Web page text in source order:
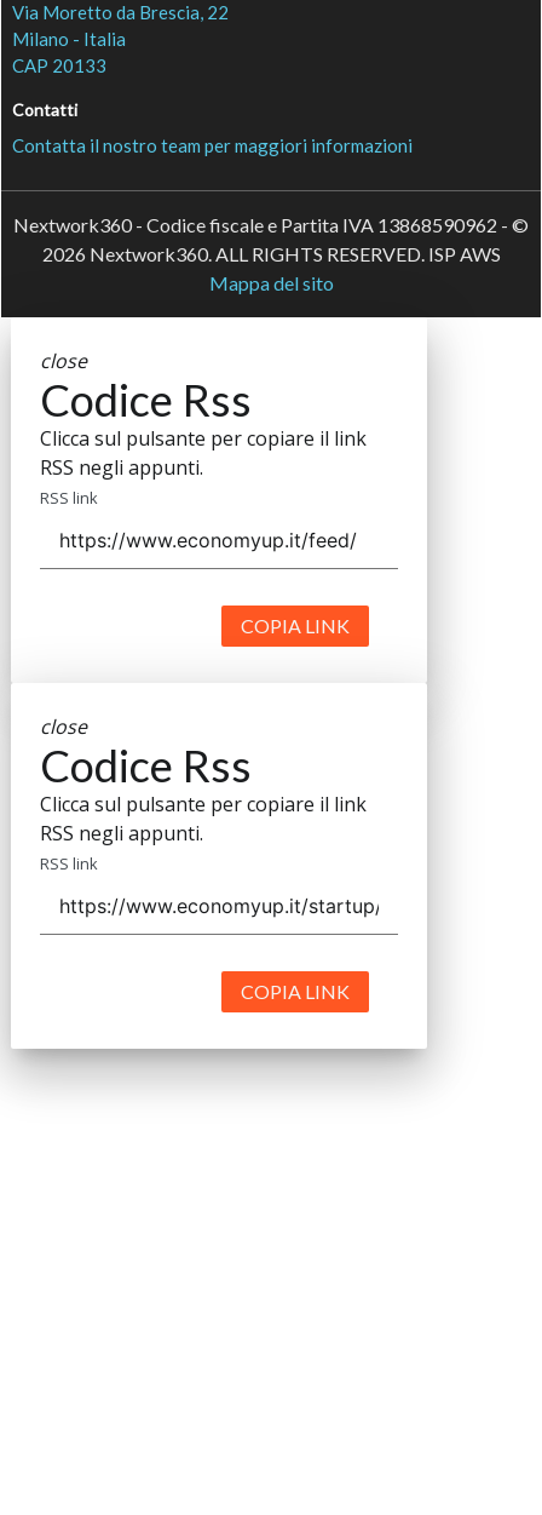
Via Moretto da Brescia, 22
Milano - Italia
CAP 20133
Contatti
Contatta il nostro team per maggiori informazioni
Nextwork360 - Codice fiscale e Partita IVA 13868590962 - ©
2026 Nextwork360. ALL RIGHTS RESERVED. ISP AWS
Mappa del sito
close
Codice Rss
Clicca sul pulsante per copiare il link
RSS negli appunti.
RSS link
COPIA LINK
close
Codice Rss
Clicca sul pulsante per copiare il link
RSS negli appunti.
RSS link
COPIA LINK